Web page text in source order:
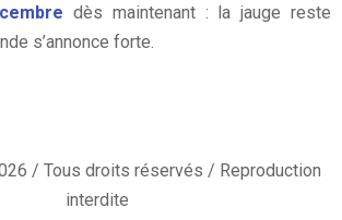
dès maintenant : la jauge reste
s’annonce forte.
/ Tous droits réservés / Reproduction
interdite